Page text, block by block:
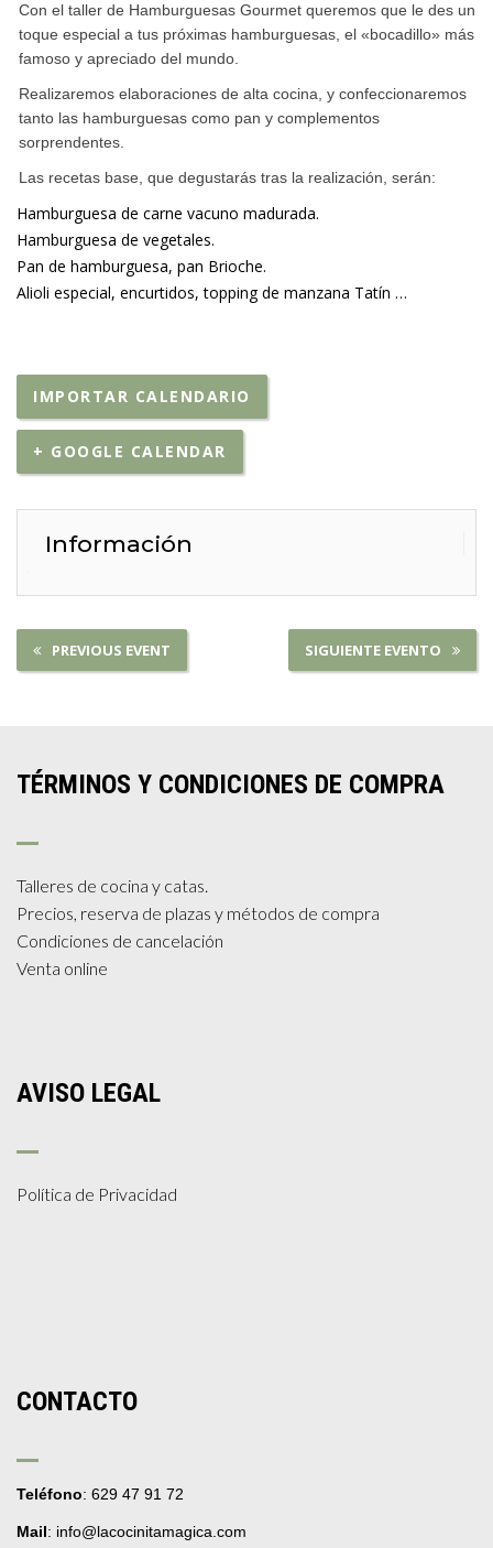
Con el taller de Hamburguesas Gourmet queremos que le des un
toque especial a tus próximas hamburguesas, el «bocadillo» más
famoso y apreciado del mundo.
Realizaremos elaboraciones de alta cocina, y confeccionaremos
tanto las hamburguesas como pan y complementos
sorprendentes.
Las recetas base, que degustarás tras la realización, serán:
Hamburguesa de carne vacuno madurada.
Hamburguesa de vegetales.
Pan de hamburguesa, pan Brioche.
Alioli especial, encurtidos, topping de manzana Tatín …
IMPORTAR CALENDARIO
+ GOOGLE CALENDAR
Información
PREVIOUS EVENT SIGUIENTE EVENTO
TÉRMINOS Y CONDICIONES DE COMPRA
Talleres de cocina y catas.
Precios, reserva de plazas y métodos de compra
Condiciones de cancelación
Venta online
AVISO LEGAL
Política de Privacidad
CONTACTO
Teléfono: 629 47 91 72
Mail: info@lacocinitamagica.com